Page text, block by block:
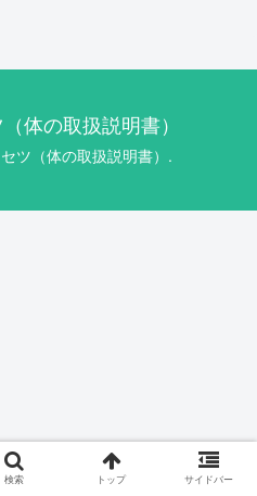
体の取扱説明書）
ツ（体の取扱説明書）.
検索 トップ サイドバー